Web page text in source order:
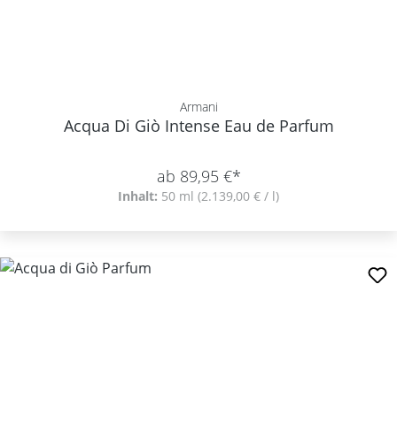
Armani
Acqua Di Giò Intense Eau de Parfum
ab 89,95 €*
Inhalt: 50 ml (2.139,00 € / l)